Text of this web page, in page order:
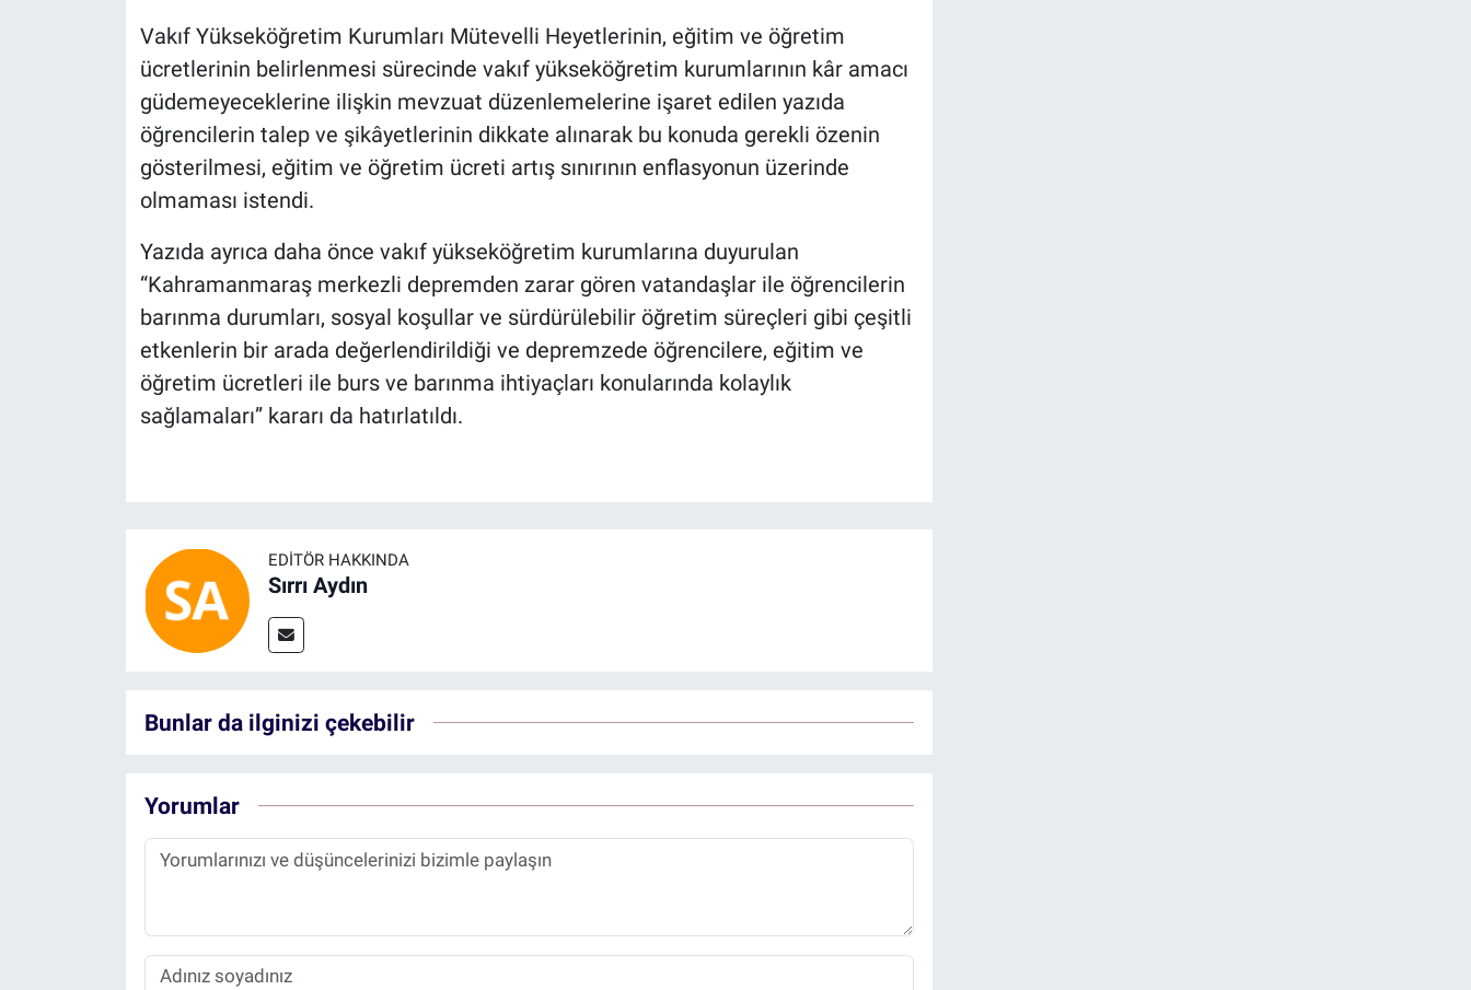
Vakıf Yükseköğretim Kurumları Mütevelli Heyetlerinin, eğitim ve öğretim
ücretlerinin belirlenmesi sürecinde vakıf yükseköğretim kurumlarının kâr amacı
güdemeyeceklerine ilişkin mevzuat düzenlemelerine işaret edilen yazıda
öğrencilerin talep ve şikâyetlerinin dikkate alınarak bu konuda gerekli özenin
gösterilmesi, eğitim ve öğretim ücreti artış sınırının enflasyonun üzerinde
olmaması istendi.
Yazıda ayrıca daha önce vakıf yükseköğretim kurumlarına duyurulan
“Kahramanmaraş merkezli depremden zarar gören vatandaşlar ile öğrencilerin
barınma durumları, sosyal koşullar ve sürdürülebilir öğretim süreçleri gibi çeşitli
etkenlerin bir arada değerlendirildiği ve depremzede öğrencilere, eğitim ve
öğretim ücretleri ile burs ve barınma ihtiyaçları konularında kolaylık
sağlamaları” kararı da hatırlatıldı.
EDITÖR HAKKINDA
Sırrı Aydın
Bunlar da ilginizi çekebilir
Yorumlar